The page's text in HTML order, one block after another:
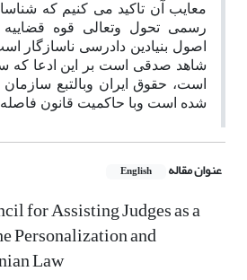
معایب آن تاکید می کنیم که
رسمی تحول وتعالی قوه
اصول بنیادین دادرسی ناسازگار
شاهد صدقی است بر این ادعا که
است، حقوق ایران وبالتبع
شده است وبا حاکمیت قانون فاصله
عنوان مقاله English
for Assisting Judges as a
Personalization and
Law